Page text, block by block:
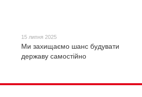
15 липня 2025
Ми захищаємо шанс будувати
державу самостійно